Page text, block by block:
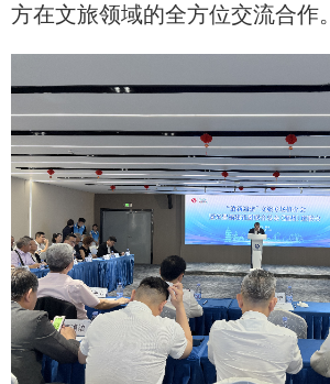
方在文旅领域的全方位交流合作。